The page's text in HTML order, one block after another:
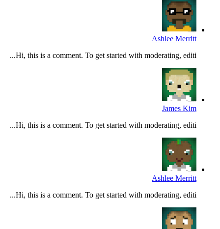
Ashlee Merritt
Hi, this is a comment. To get started with moderating, editi...
James Kim
Hi, this is a comment. To get started with moderating, editi...
Ashlee Merritt
Hi, this is a comment. To get started with moderating, editi...